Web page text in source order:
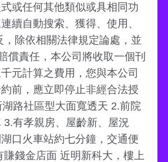
或任何其他類似或具相同功
續自動搜索、獲得、使用、
，除依相關法律規定論處，並
償責任，本公司將收取一個刊
元計算之費用，您與本公司
前，應立即停止非經合法授
路社區型大面寬透天 2.前院
3.有孝親房、屋齡新、屋況
口火車站約七分鐘，交通便
賺錢金店面 近明新科大，樓上